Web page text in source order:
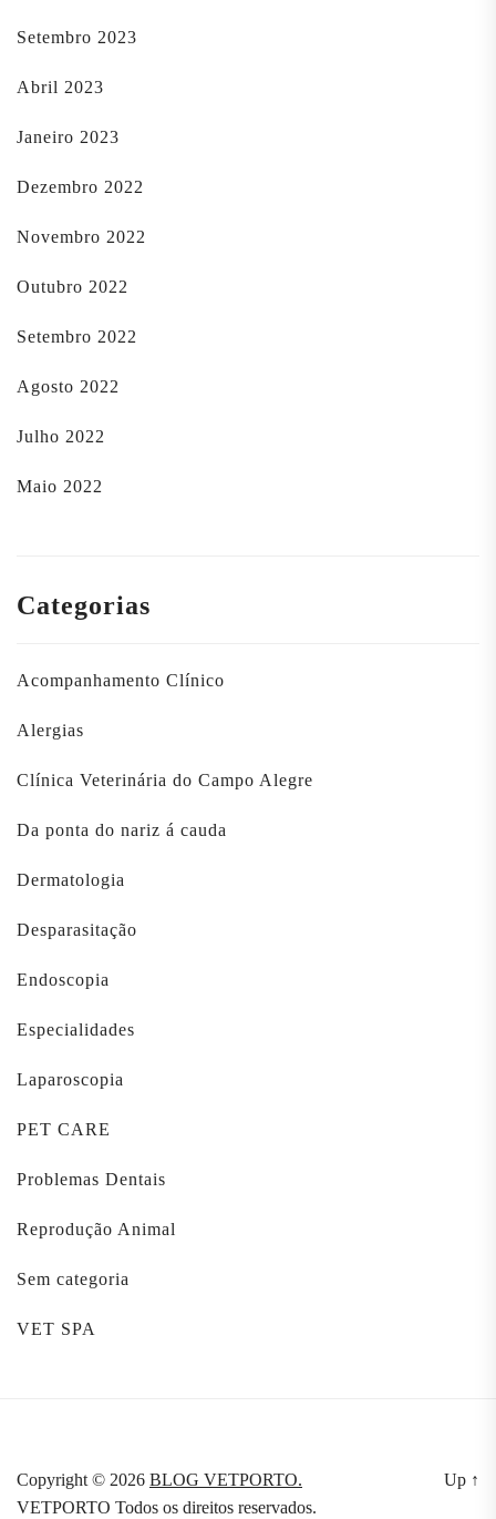
Setembro 2023
Abril 2023
Janeiro 2023
Dezembro 2022
Novembro 2022
Outubro 2022
Setembro 2022
Agosto 2022
Julho 2022
Maio 2022
Categorias
Acompanhamento Clínico
Alergias
Clínica Veterinária do Campo Alegre
Da ponta do nariz á cauda
Dermatologia
Desparasitação
Endoscopia
Especialidades
Laparoscopia
PET CARE
Problemas Dentais
Reprodução Animal
Sem categoria
VET SPA
Copyright © 2026 BLOG VETPORTO.
VETPORTO Todos os direitos reservados.
Up ↑